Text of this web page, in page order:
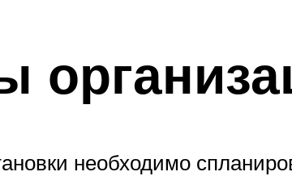
необходимо